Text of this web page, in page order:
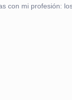
con mi profesión: